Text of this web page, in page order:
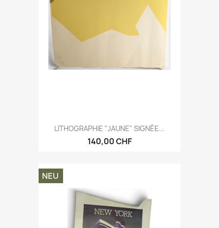
LITHOGRAPHIE "JAUNE" SIGNÉE...
140,00 CHF
NEU